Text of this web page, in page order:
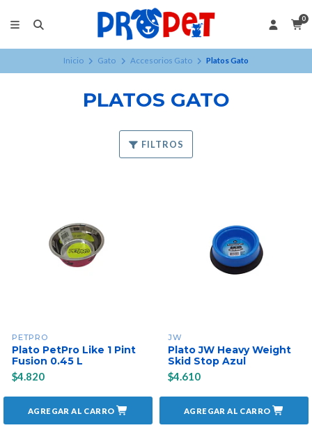
0
Inicio Gato Accesorios Gato Platos Gato
PLATOS GATO
FILTROS
PETPRO
Plato PetPro Like 1 Pint
Fusion 0.45 L
$4.820
AGREGAR AL CARRO
JW
Plato JW Heavy Weight
Skid Stop Azul
$4.610
AGREGAR AL CARRO